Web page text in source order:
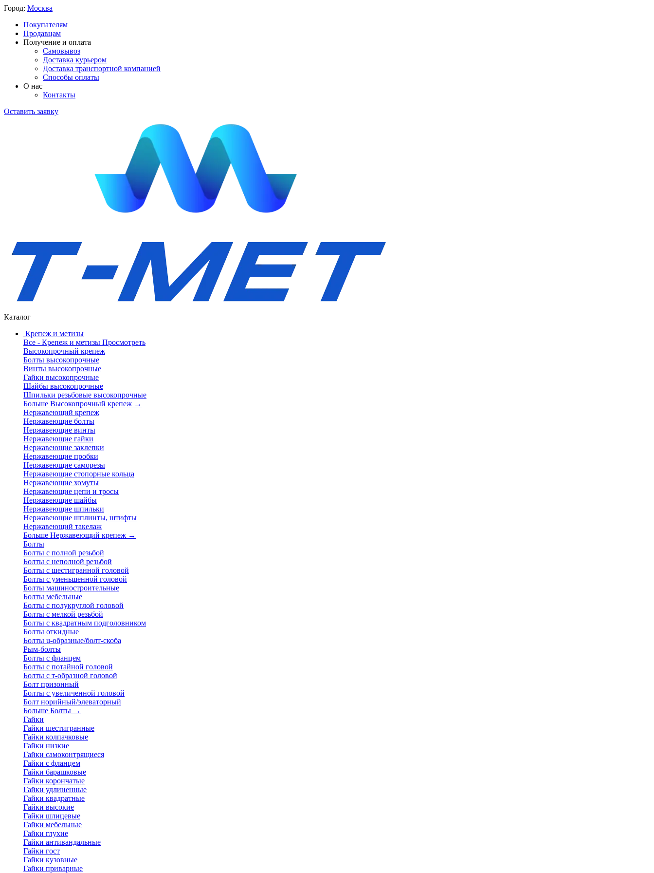
Город: Москва
Покупателям
Продавцам
Получение и оплата
Самовывоз
Доставка курьером
Доставка транспортной компанией
Способы оплаты
О нас
Контакты
Оставить заявку
Каталог
Крепеж и метизы
Все - Крепеж и метизы Просмотреть
Высокопрочный крепеж
Болты высокопрочные
Винты высокопрочные
Гайки высокопрочные
Шайбы высокопрочные
Шпильки резьбовые высокопрочные
Больше Высокопрочный крепеж →
Нержавеющий крепеж
Нержавеющие болты
Нержавеющие винты
Нержавеющие гайки
Нержавеющие заклепки
Нержавеющие пробки
Нержавеющие саморезы
Нержавеющие стопорные кольца
Нержавеющие хомуты
Нержавеющие цепи и тросы
Нержавеющие шайбы
Нержавеющие шпильки
Нержавеющие шплинты, штифты
Нержавеющий такелаж
Больше Нержавеющий крепеж →
Болты
Болты с полной резьбой
Болты с неполной резьбой
Болты с шестигранной головой
Болты с уменьшенной головой
Болты машиностроительные
Болты мебельные
Болты с полукруглой головой
Болты с мелкой резьбой
Болты с квадратным подголовником
Болты откидные
Болты u-образные/болт-скоба
Рым-болты
Болты с фланцем
Болты с потайной головой
Болты с т-образной головой
Болт призонный
Болты с увеличенной головой
Болт норийный/элеваторный
Больше Болты →
Гайки
Гайки шестигранные
Гайки колпачковые
Гайки низкие
Гайки самоконтрящиеся
Гайки с фланцем
Гайки барашковые
Гайки корончатые
Гайки удлиненные
Гайки квадратные
Гайки высокие
Гайки шлицевые
Гайки мебельные
Гайки глухие
Гайки антивандальные
Гайки гост
Гайки кузовные
Гайки приварные